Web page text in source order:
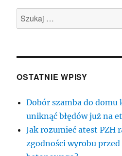
Szukaj:
OSTATNIE WPISY
Dobór szamba do domu
uniknąć błędów już na
Jak rozumieć atest PZH
zgodności wyrobu